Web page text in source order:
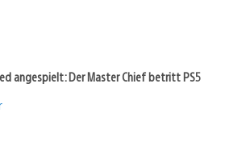
angespielt: Der Master Chief betritt PS5